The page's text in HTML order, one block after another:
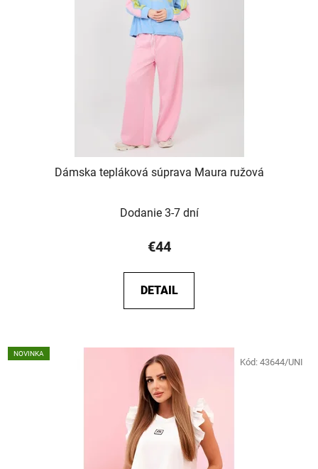
Dámska tepláková súprava Maura ružová
Dodanie 3-7 dní
€44
DETAIL
NOVINKA
Kód: 43644/UNI